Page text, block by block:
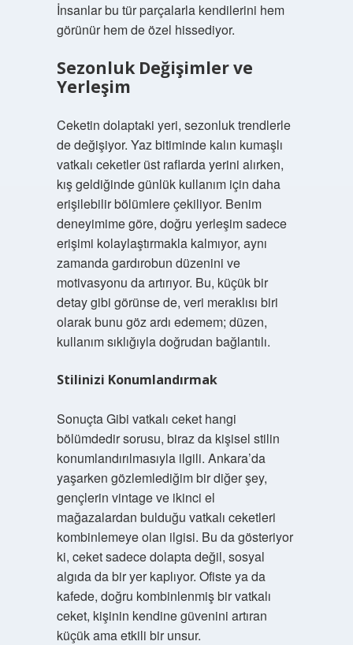
İnsanlar bu tür parçalarla kendilerini hem
görünür hem de özel hissediyor.
Sezonluk Değişimler ve
Yerleşim
Ceketin dolaptaki yeri, sezonluk trendlerle
de değişiyor. Yaz bitiminde kalın kumaşlı
vatkalı ceketler üst raflarda yerini alırken,
kış geldiğinde günlük kullanım için daha
erişilebilir bölümlere çekiliyor. Benim
deneyimime göre, doğru yerleşim sadece
erişimi kolaylaştırmakla kalmıyor, aynı
zamanda gardırobun düzenini ve
motivasyonu da artırıyor. Bu, küçük bir
detay gibi görünse de, veri meraklısı biri
olarak bunu göz ardı edemem; düzen,
kullanım sıklığıyla doğrudan bağlantılı.
Stilinizi Konumlandırmak
Sonuçta Gibi vatkalı ceket hangi
bölümdedir sorusu, biraz da kişisel stilin
konumlandırılmasıyla ilgili. Ankara’da
yaşarken gözlemlediğim bir diğer şey,
gençlerin vintage ve ikinci el
mağazalardan bulduğu vatkalı ceketleri
kombinlemeye olan ilgisi. Bu da gösteriyor
ki, ceket sadece dolapta değil, sosyal
algıda da bir yer kaplıyor. Ofiste ya da
kafede, doğru kombinlenmiş bir vatkalı
ceket, kişinin kendine güvenini artıran
küçük ama etkili bir unsur.